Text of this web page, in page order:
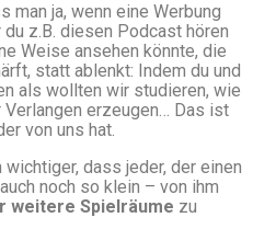
man ja, wenn eine Werbung
z.B. diesen Podcast hören
Weise ansehen könnte, die
statt ablenkt: Indem du und
als wollten wir studieren, wie
erzeugen… Das ist
von uns hat.
dass jeder, der einen
noch so klein – von ihm
weitere Spielräume zu